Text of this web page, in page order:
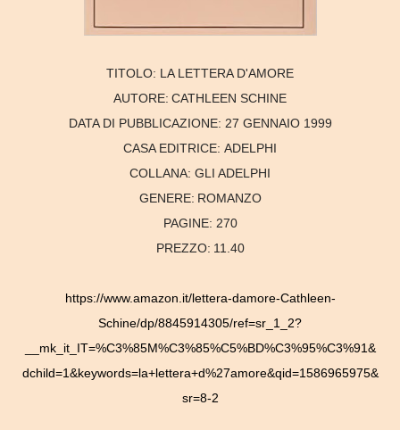
TITOLO: LA LETTERA D'AMORE
AUTORE: CATHLEEN SCHINE
DATA DI PUBBLICAZIONE: 27 GENNAIO 1999
CASA EDITRICE: ADELPHI
COLLANA: GLI ADELPHI
GENERE: ROMANZO
PAGINE: 270
PREZZO: 11.40
https://www.amazon.it/lettera-damore-Cathleen-
Schine/dp/8845914305/ref=sr_1_2?
__mk_it_IT=%C3%85M%C3%85%C5%BD%C3%95%C3%91&
dchild=1&keywords=la+lettera+d%27amore&qid=1586965975&
sr=8-2